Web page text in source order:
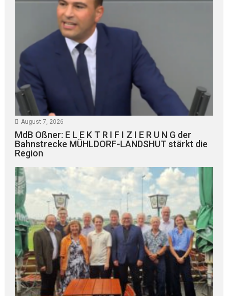
August 7, 2026
MdB Oßner: E L E K T R I F I Z I E R U N G der
Bahnstrecke MÜHLDORF-LANDSHUT stärkt die
Region